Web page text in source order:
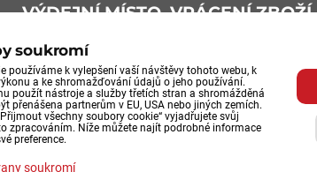
VÝDEJNÍ MÍSTO, VRÁCENÍ ZBOŽÍ
Průmyslová 492/29
252 61 Jeneč u Prahy
Výdejní místo eshopu
po tel.domluvě
soukromí
používáme k vylepšení vaší návštěvy tohoto webu, k
a ke shromažďování údajů o jeho používání.
použít nástroje a služby třetích stran a shromážděná
přenášena partnerům v EU, USA nebo jiných zemích.
všechny soubory cookie“ vyjadřujete svůj
zpracováním. Níže můžete najít podrobné informace
preference.
soukromí